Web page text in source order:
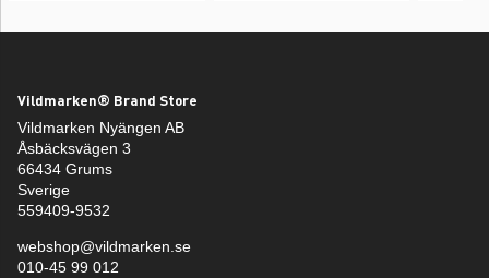
Vildmarken® Brand Store
Vildmarken Nyängen AB
Åsbäcksvägen 3
66434 Grums
Sverige
559409-9532
webshop@vildmarken.se
010-45 99 012